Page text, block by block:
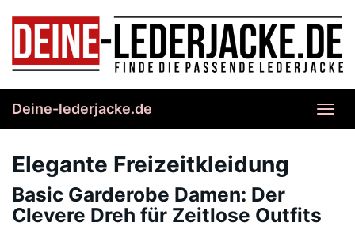
content
Deine-lederjacke.de
Elegante Freizeitkleidung
Basic Garderobe Damen: Der
Clevere Dreh für Zeitlose Outfits